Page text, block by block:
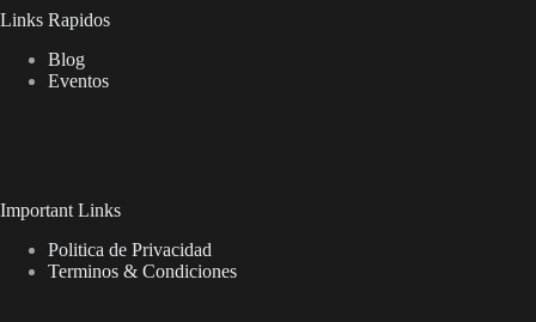
Links Rapidos
Blog
Eventos
Important Links
Politica de Privacidad
Terminos & Condiciones